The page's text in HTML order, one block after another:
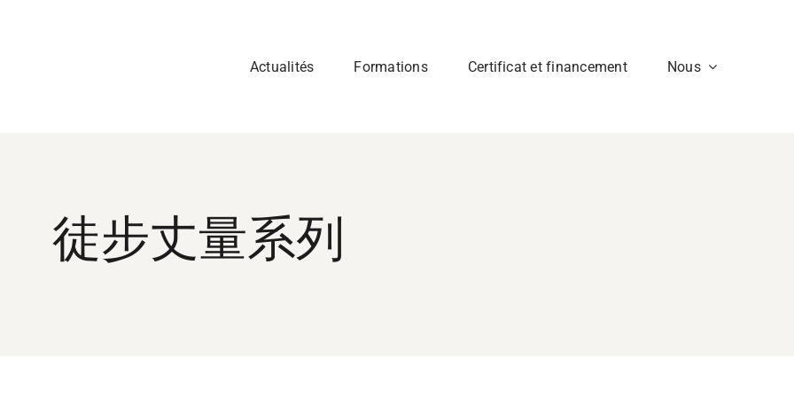
Actualités Formations Certificat et financement Nous
徒步丈量系列